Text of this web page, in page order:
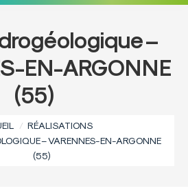
–
EN-ARGONNE
(55)
RÉALISATIONS
– VARENNES-EN-ARGONNE
(55)